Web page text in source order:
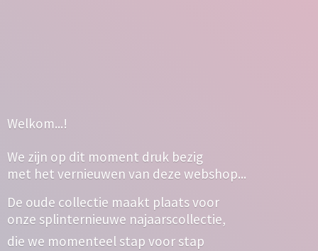
Welkom...!
We zijn op dit moment druk bezig
met het vernieuwen van deze webshop...
De oude collectie maakt plaats voor
onze splinternieuwe najaarscollectie,
die we momenteel stap voor stap